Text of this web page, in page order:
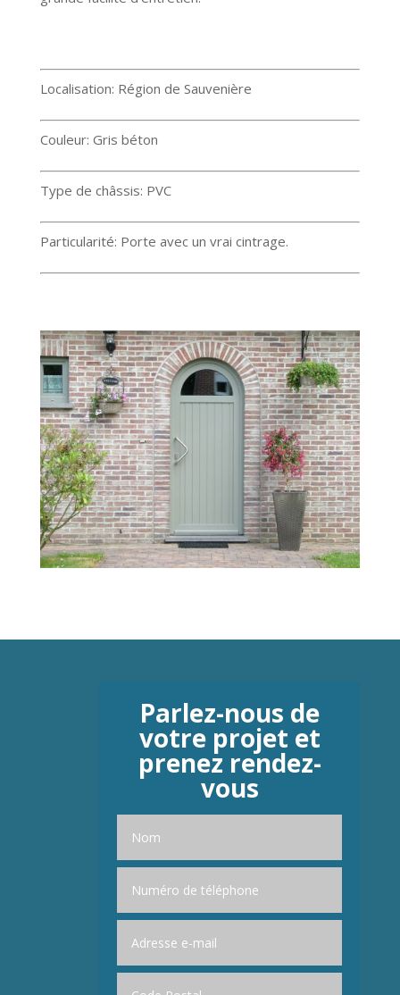
Localisation: Région de Sauvenière
Couleur: Gris béton
Type de châssis: PVC
Particularité: Porte avec un vrai cintrage.
Parlez-nous de
votre projet et
prenez rendez-
vous